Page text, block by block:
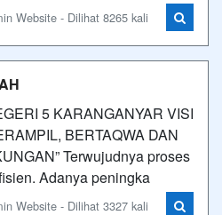
Website - Dilihat 8265 kali
5 KARANGANYAR VISI
BERTAQWA DAN
Terwujudnya proses
Adanya peningka
Website - Dilihat 3327 kali